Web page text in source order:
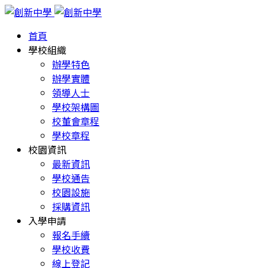
首頁
學校組織
辦學特色
辦學實體
領導人士
學校架構圖
校董會章程
學校章程
校園資訊
最新資訊
學校通告
校園設施
採購資訊
入學申請
報名手續
學校收費
線上登記